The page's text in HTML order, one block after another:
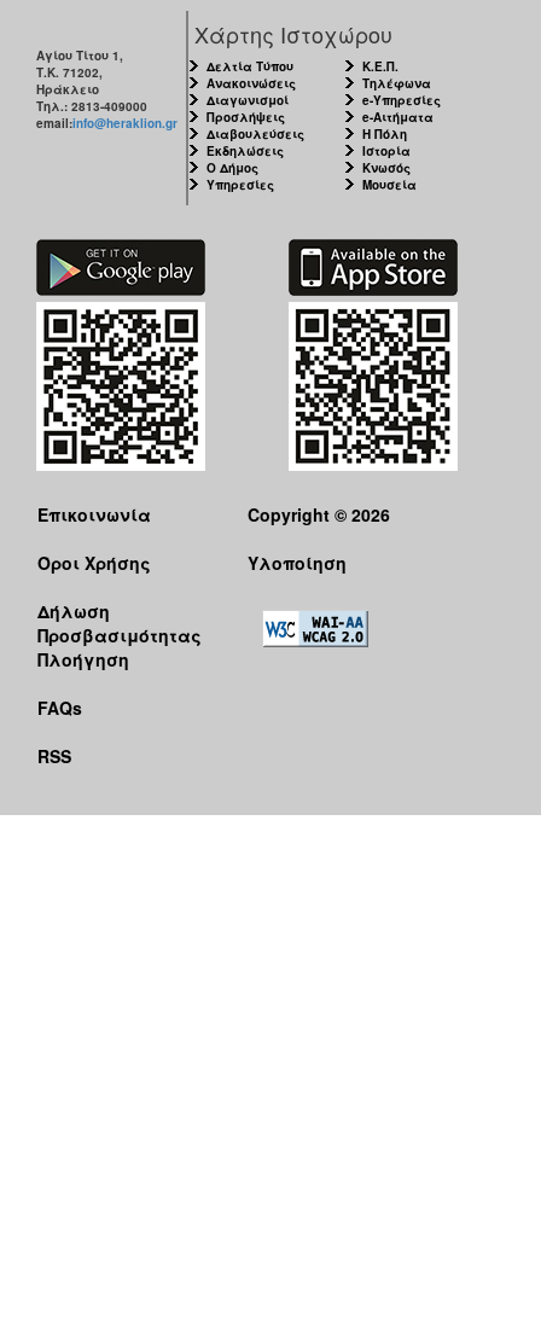
Αγίου Τίτου 1,
Τ.Κ. 71202,
Ηράκλειο
Τηλ.: 2813-409000
email:info@heraklion.gr
Χάρτης Ιστοχώρου
Δελτία Τύπου
Ανακοινώσεις
Διαγωνισμοί
Προσλήψεις
Διαβουλεύσεις
Εκδηλώσεις
Ο Δήμος
Υπηρεσίες
Κ.Ε.Π.
Τηλέφωνα
e-Υπηρεσίες
e-Αιτήματα
Η Πόλη
Ιστορία
Κνωσός
Μουσεία
Επικοινωνία
Όροι Χρήσης
Δήλωση
Προσβασιμότητας
Πλοήγηση
FAQs
RSS
Copyright © 2026
Υλοποίηση